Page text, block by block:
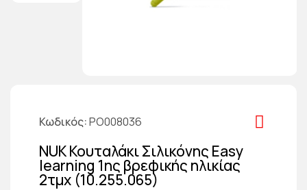
Κωδικός PO008036
NUK Κουταλάκι Σιλικόνης Easy
learning 1ης βρεφικής ηλικίας
2τμχ (10.255.065)